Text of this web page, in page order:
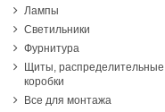
Лампы
Светильники
Фурнитура
Щиты, распределительные
коробки
Все для монтажа